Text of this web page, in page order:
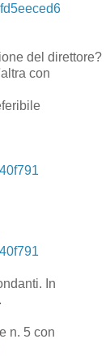
del direttore?
con
In
n. 5 con